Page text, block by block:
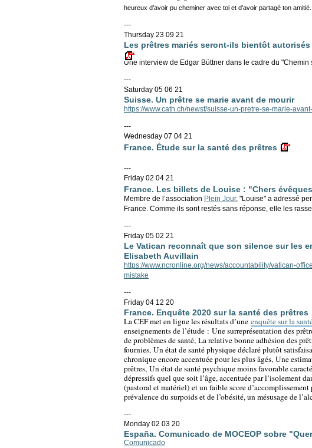
heureux d’avoir pu cheminer avec toi et d’avoir partagé ton amitié.
---
Thursday 23 09 21
Les prêtres mariés seront-ils bientôt
Une interview de Edgar Büttner dans le cadre du "Chemin
---
Saturday 05 06 21
Suisse. Un prêtre se marie avant de mourir
https://www.cath.ch/newsf/suisse-un-pretre-se-marie-
---
Wednesday 07 04 21
France. Étude sur la santé des prêtres
---
Friday 02 04 21
France. Les billets de Louise : "Chers
Membre de l’association Plein Jour, "Louise" a adressé
France. Comme ils sont restés sans réponse, elle les
---
Friday 05 02 21
Le Vatican reconnaît que son silence sur les
Elisabeth Auvillain
https://www.ncronline.org/news/accountability/vatican-
mistake
---
Friday 04 12 20
France. Enquête 2020 sur la santé des prêtres
La CEF met en ligne les résultats d’une enquête sur la
enseignements de l’étude : Une surreprésentation des
de problèmes de santé, La relative bonne adhésion des
fournies, Un état de santé physique déclaré plutôt
chronique encore accentuée pour les plus âgés, Une
prêtres, Un état de santé psychique moins favorable
dépressifs quel que soit l’âge, accentuée par l’isolement
(pastoral et matériel) et un faible score
prévalence du surpoids et de l’obésité, un mésusage de
---
Monday 02 03 20
España. Comunicado de MOCEOP sobre
Comunicado